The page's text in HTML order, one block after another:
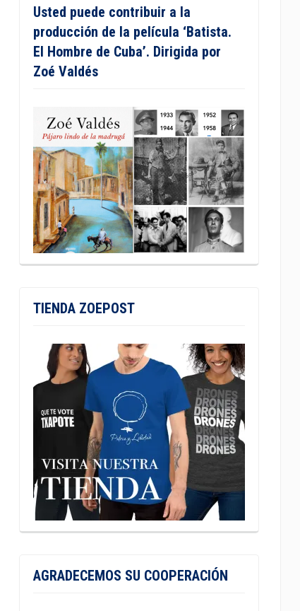
Usted puede contribuir a la
producción de la película ‘Batista.
El Hombre de Cuba’. Dirigida por
Zoé Valdés
TIENDA ZOEPOST
AGRADECEMOS SU COOPERACIÓN